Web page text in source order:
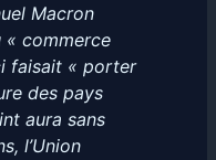
Macron
commerce
faisait « porter
des pays
aura sans
l’Union